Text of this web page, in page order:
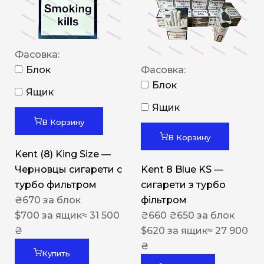
Фасовка:
Блок
Ящик
В Корзину
Kent (8) King Size —
Черновцы сигарети с
турбо фильтром
₴670 за блок
$700 за ящик≈ 31 500
₴
Купить
Фасовка:
Блок
Ящик
В Корзину
Kent 8 Blue KS —
сигарети з турбо
фільтром
₴660 ₴650 за блок
$620 за ящик≈ 27 900
₴